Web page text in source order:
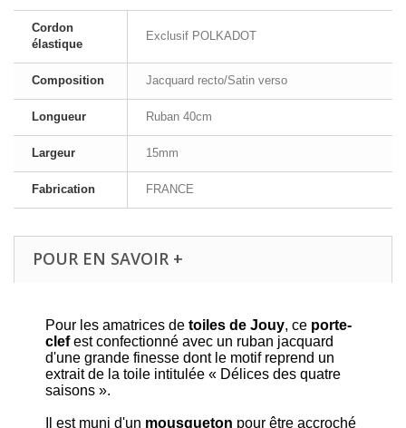
Cordon
élastique
Exclusif POLKADOT
Composition Jacquard recto/Satin verso
Longueur Ruban 40cm
Largeur 15mm
Fabrication FRANCE
POUR EN SAVOIR +
Pour les amatrices de toiles de Jouy, ce porte-
clefest confectionné avec un ruban jacquard
d'une grande finesse dont le motif reprend un
extrait de la toile intitulée « Délices des quatre
saisons ».
Il est muni d'un mousqueton pour être accroché